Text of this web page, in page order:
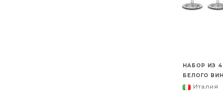
НАБОР ИЗ
БЕЛОГО
Италия